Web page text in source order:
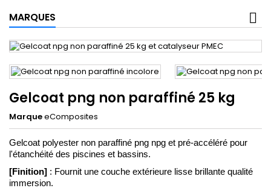
MARQUES
Gelcoat png non paraffiné 25 kg
MarqueeComposites
Gelcoat polyester non paraffiné png npg et pré-accéléré pour
l'étanchéité des piscines et bassins.
[Finition] : Fournit une couche extérieure lisse brillante qualité
immersion.